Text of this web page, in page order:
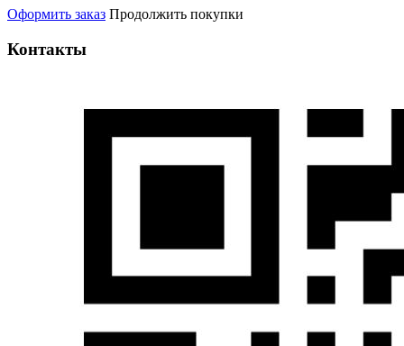
Оформить заказ Продолжить покупки
Контакты